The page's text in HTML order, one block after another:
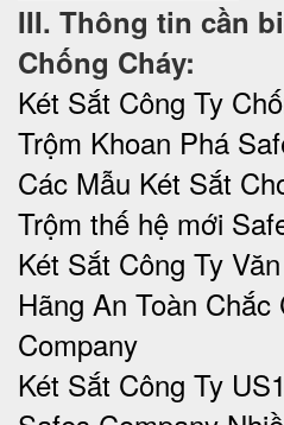
III. Thông tin cần
Chống Cháy:
Két Sắt Công Ty
Trộm Khoan Phá
Các Mẫu Két Sắt
Trộm thế hệ mới
Két Sắt Công Ty
Hãng An Toàn Chắc
Company
Két Sắt Công Ty